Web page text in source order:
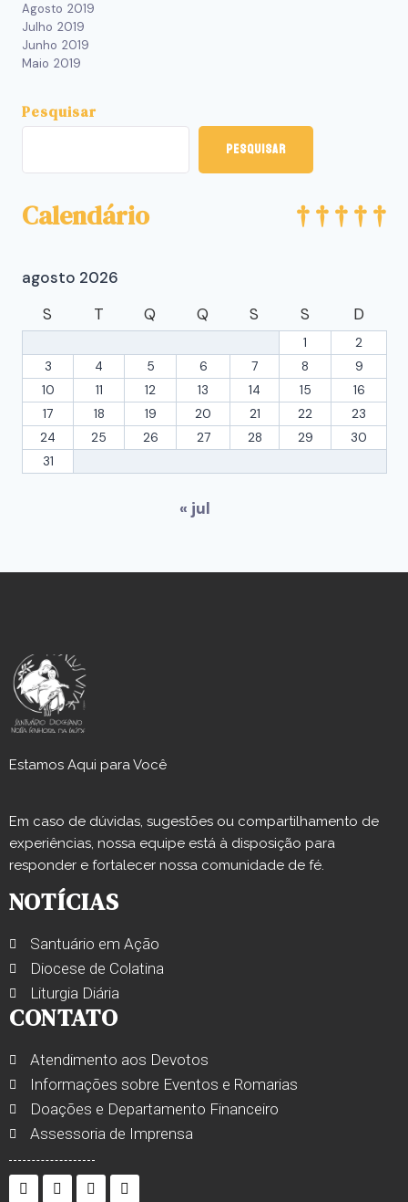
Agosto 2019
Julho 2019
Junho 2019
Maio 2019
Pesquisar
Pesquisar
Calendário
agosto 2026
S
T Q Q S S D
1
2
3
4 5 6 7 8
9
10
11 12 13 14 15
16
17
18 19 20 21 22
23
24
25 26 27 28 29
30
31
« jul
Estamos Aqui para Você
Em caso de dúvidas, sugestões ou compartilhamento de
experiências, nossa equipe está à disposição para
responder e fortalecer nossa comunidade de fé.
NOTÍCIAS
Santuário em Ação
Diocese de Colatina
Liturgia Diária
CONTATO
Atendimento aos Devotos
Informações sobre Eventos e Romarias
Doações e Departamento Financeiro
Assessoria de Imprensa